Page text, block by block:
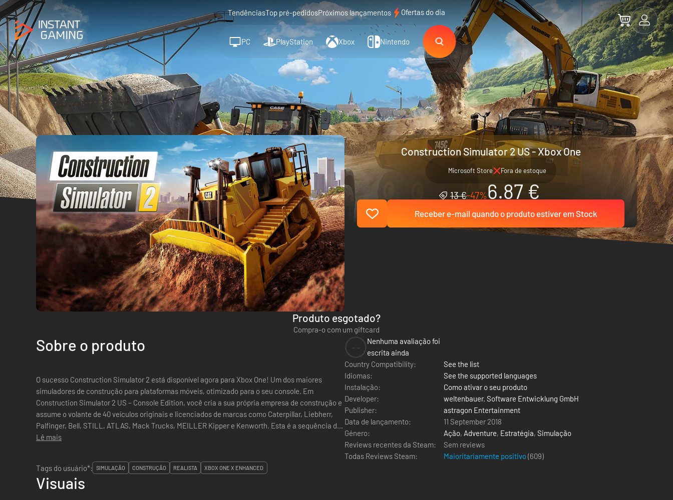
TendênciasTop pré-pedidosPróximos lançamentos Ofertas do dia
PC PlayStation Xbox Nintendo
Construction Simulator 2 US - Xbox One
Microsoft Store Fora de estoque
13 €-47%6.87 €
Receber e-mail quando o produto estiver em Stock
Produto esgotado?
Compra-o com um giftcard
Sobre o produto
O sucesso Construction Simulator 2 está disponível agora para Xbox One! Um dos maiores
simuladores de construção para plataformas móveis, otimizado para o seu console. Em
Construction Simulator 2 US – Console Edition, você cria a sua própria empresa de construção e
assume o volante de 40 veículos originais e licenciados de marcas como Caterpillar, Liebherr,
Palfinger, Bell, STILL, ATLAS, Mack Trucks, MEILLER Kipper e Kenworth. Esta é a sequência do
famoso Construction Simulator 2...
Lê mais
Nenhuma avaliação foi
escrita ainda
Country Compatibility:
See the list
Idiomas:
See the supported languages
Instalação:
Como ativar o seu produto
Developer:
weltenbauer. Software Entwicklung GmbH
Publisher:
astragon Entertainment
Data de lançamento:
11 September 2018
Género:
Ação, Adventure, Estratégia, Simulação
Reviews recentes da Steam:
Sem reviews
Todas Reviews Steam:
Maioritariamente positivo(609)
Tags do usuário*:
SIMULAÇÃO CONSTRUÇÃO REALISTA XBOX ONE X ENHANCED
Visuais